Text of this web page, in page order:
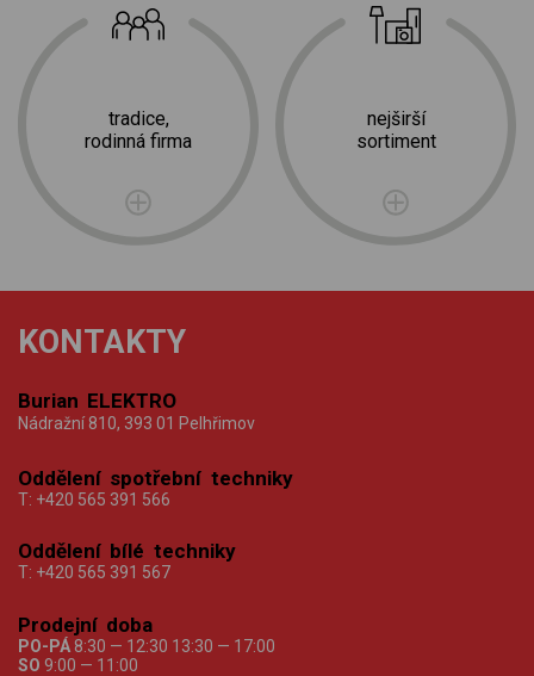
tradice,
rodinná firma
nejširší
sortiment
KONTAKTY
Burian ELEKTRO
Nádražní 810, 393 01 Pelhřimov
Oddělení spotřební techniky
T: +420 565 391 566
Oddělení bílé techniky
T: +420 565 391 567
Prodejní doba
PO-PÁ 8:30 — 12:30 13:30 — 17:00
SO 9:00 — 11:00